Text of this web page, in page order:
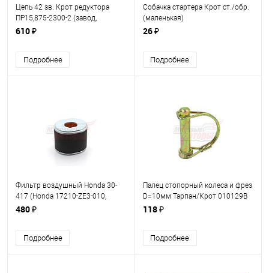
Цепь 42 зв. Крот редуктора
ПР15,875-2300-2 (завод,
г.Киров)
610 ₽
Подробнее
Собачка стартера Крот ст./обр.
(маленькая)
26 ₽
Подробнее
Фильтр воздушный Honda 30-
417 (Honda 17210-ZE3-010,
17210-ZE3-000, 17210-ZE3-505)
480 ₽
Подробнее
Палец стопорный колеса и фрез
D=10мм Тарпан/Крот 010129B
118 ₽
Подробнее